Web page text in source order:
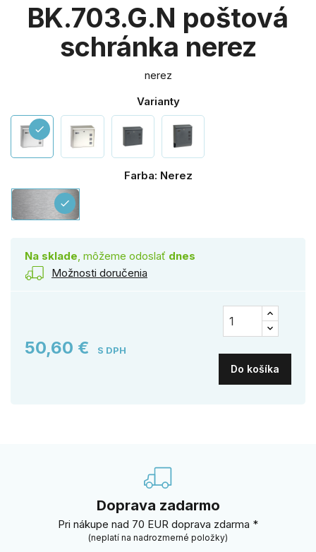
BK.703.G.N poštová
schránka nerez
nerez
Varianty
check
Farba: Nerez
Nerez
check
Na sklade, môžeme odoslať dnes
Možnosti doručenia
50,60 € S DPH
Do košíka
Doprava zadarmo
Pri nákupe nad 70 EUR doprava zdarma *
(neplatí na nadrozmerné položky)